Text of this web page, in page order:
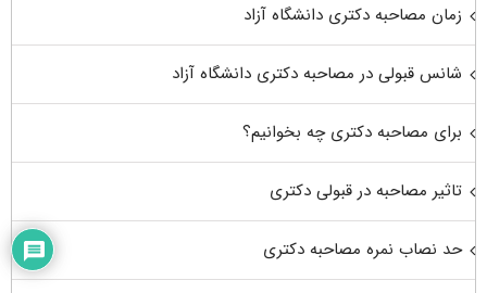
زمان مصاحبه دکتری دانشگاه آزاد
شانس قبولی در مصاحبه دکتری دانشگاه آزاد
برای مصاحبه دکتری چه بخوانیم؟
تاثیر مصاحبه در قبولی دکتری
حد نصاب نمره مصاحبه دکتری